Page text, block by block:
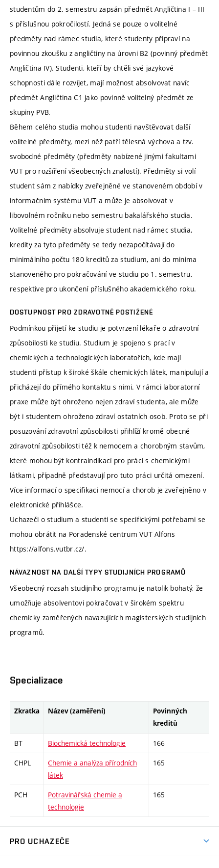
studentům do 2. semestru zapsán předmět Angličtina I – III
s příslušnou pokročilostí. Jedná se pouze o volitelné
předměty nad rámec studia, které studenty připraví na
povinnou zkoušku z angličtiny na úrovni B2 (povinný předmět
Angličtina IV). Studenti, kteří by chtěli své jazykové
schopnosti dále rozvíjet, mají možnost absolvovat navíc
předmět Angličtina C1 jako povinně volitelný předmět ze
skupiny PVB.
Během celého studia mohou studenti navštěvovat další
volitelné předměty, mezi něž patří tělesná výchova a tzv.
svobodné předměty (předměty nabízené jinými fakultami
VUT pro rozšíření všeobecných znalostí). Předměty si volí
student sám z nabídky zveřejněné ve stanoveném období v
informačním systému VUT a může je absolvovat v
libovolném ročníku nebo semestru bakalářského studia.
Volitelné předměty absolvuje student nad rámec studia,
kredity za tyto předměty se tedy nezapočítávají do
minimálního počtu 180 kreditů za studium, ani do minima
stanoveného pro pokračování ve studiu po 1. semestru,
respektive pro ukončení příslušného akademického roku.
DOSTUPNOST PRO ZDRAVOTNĚ POSTIŽENÉ
Podmínkou přijetí ke studiu je potvrzení lékaře o zdravotní
způsobilosti ke studiu. Studium je spojeno s prací v
chemických a technologických laboratořích, kde mají
studenti přístup k široké škále chemických látek, manipulují a
přicházejí do přímého kontaktu s nimi. V rámci laboratorní
praxe může být ohroženo nejen zdraví studenta, ale může
být i studentem ohroženo zdraví ostatních osob. Proto se při
posuzování zdravotní způsobilosti přihlíží kromě obecné
zdravotní způsobilosti též k nemocem a chorobným stavům,
které mohou být kontraindikací pro práci s chemickými
látkami, případně představují pro tuto práci určitá omezení.
Více informací o specifikaci nemocí a chorob je zveřejněno v
elektronické přihlášce.
Uchazeči o studium a studenti se specifickými potřebami se
mohou obrátit na Poradenské centrum VUT Alfons
https://alfons.vutbr.cz/.
NÁVAZNOST NA DALŠÍ TYPY STUDIJNÍCH PROGRAMŮ
Všeobecný rozsah studijního programu je natolik bohatý, že
umožňuje absolventovi pokračovat v širokém spektru
chemicky zaměřených navazujících magisterských studijních
programů.
Specializace
Zkratka Název (zaměření)
Povinných
kreditů
BT Biochemická technologie 166
CHPL
Chemie a analýza přírodních
látek
165
PCH
Potravinářská chemie a
technologie
165
PRO UCHAZEČE